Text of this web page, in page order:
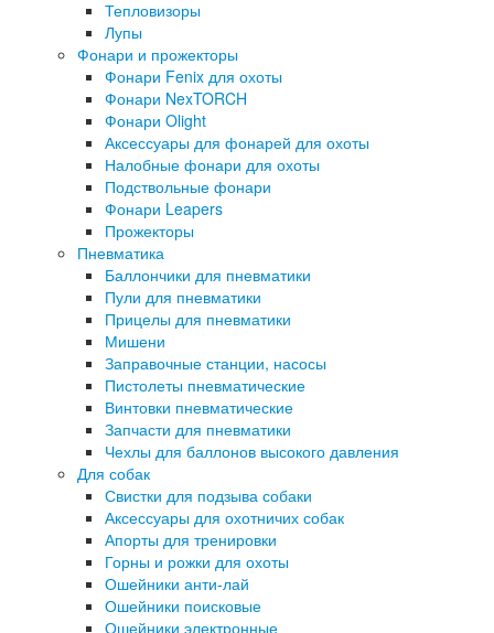
Тепловизоры
Лупы
Фонари и прожекторы
Фонари Fenix для охоты
Фонари NexTORCH
Фонари Olight
Аксессуары для фонарей для охоты
Налобные фонари для охоты
Подствольные фонари
Фонари Leapers
Прожекторы
Пневматика
Баллончики для пневматики
Пули для пневматики
Прицелы для пневматики
Мишени
Заправочные станции, насосы
Пистолеты пневматические
Винтовки пневматические
Запчасти для пневматики
Чехлы для баллонов высокого давления
Для собак
Свистки для подзыва собаки
Аксессуары для охотничих собак
Апорты для тренировки
Горны и рожки для охоты
Ошейники анти-лай
Ошейники поисковые
Ошейники электронные